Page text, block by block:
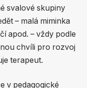
svalové skupiny
– malá miminka
apod. – vždy podle
chvíli pro rozvoj
terapeut.
v pedagogické